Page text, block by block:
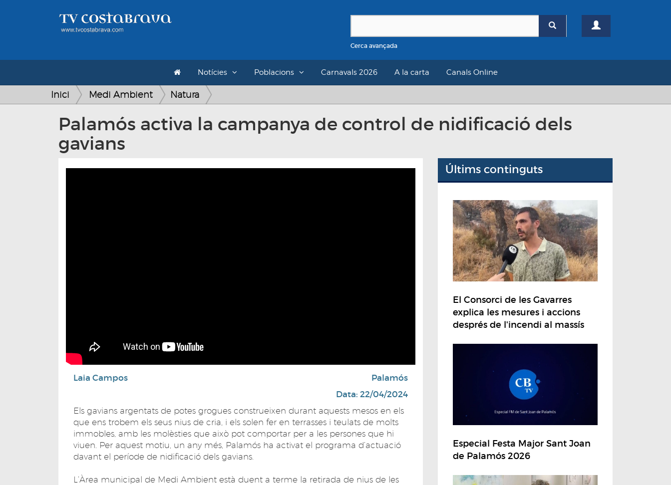
Cerca avançada
Notícies Poblacions Carnavals 2026 A la carta Canals Online
Inici Medi Ambient Natura
Palamós activa la campanya de control de nidificació dels
gavians
Laia Campos
Palamós
Data: 22/04/2024
Els gavians argentats de potes grogues construeixen durant aquests mesos en els
que ens trobem els seus nius de cria, i els solen fer en terrasses i teulats de molts
immobles, amb les molèsties que això pot comportar per a les persones que hi
viuen. Per aquest motiu, un any més, Palamós ha activat el programa d’actuació
davant el període de nidificació dels gavians.
L’Àrea municipal de Medi Ambient està duent a terme la retirada de nius de les
Últims continguts
El Consorci de les Gavarres
explica les mesures i accions
després de l'incendi al massís
Especial Festa Major Sant Joan
de Palamós 2026